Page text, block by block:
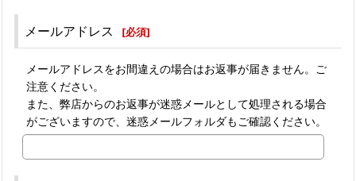
メールアドレス [必須]
メールアドレスをお間違えの場合はお返事が届きません。ご
注意ください。
また、弊店からのお返事が迷惑メールとして処理される場合
がございますので、迷惑メールフォルダもご確認ください。